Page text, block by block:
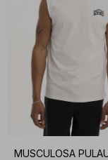
MUSCULOSA